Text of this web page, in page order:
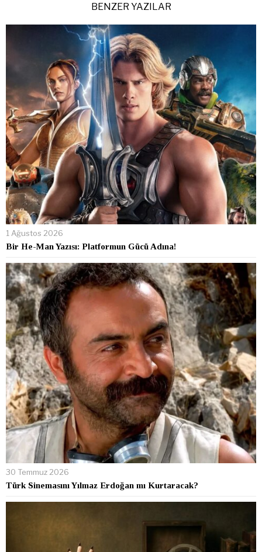
BENZER YAZILAR
1 Ağustos 2026
Bir He-Man Yazısı: Platformun Gücü Adına!
30 Temmuz 2026
Türk Sinemasını Yılmaz Erdoğan mı Kurtaracak?